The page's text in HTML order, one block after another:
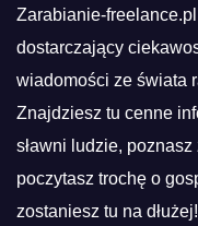
Zarabianie-
dostarczający
wiadomości ze świata
Znajdziesz tu cenne
sławni ludzie,
poczytasz trochę o
zostaniesz tu na dłużej!